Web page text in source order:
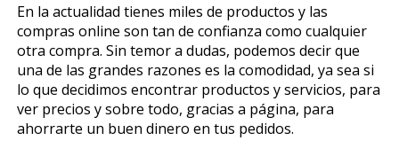
En la actualidad tienes miles de productos y las
compras online son tan de confianza como cualquier
otra compra. Sin temor a dudas, podemos decir que
una de las grandes razones es la comodidad, ya sea si
lo que decidimos encontrar productos y servicios, para
ver precios y sobre todo, gracias a página, para
ahorrarte un buen dinero en tus pedidos.